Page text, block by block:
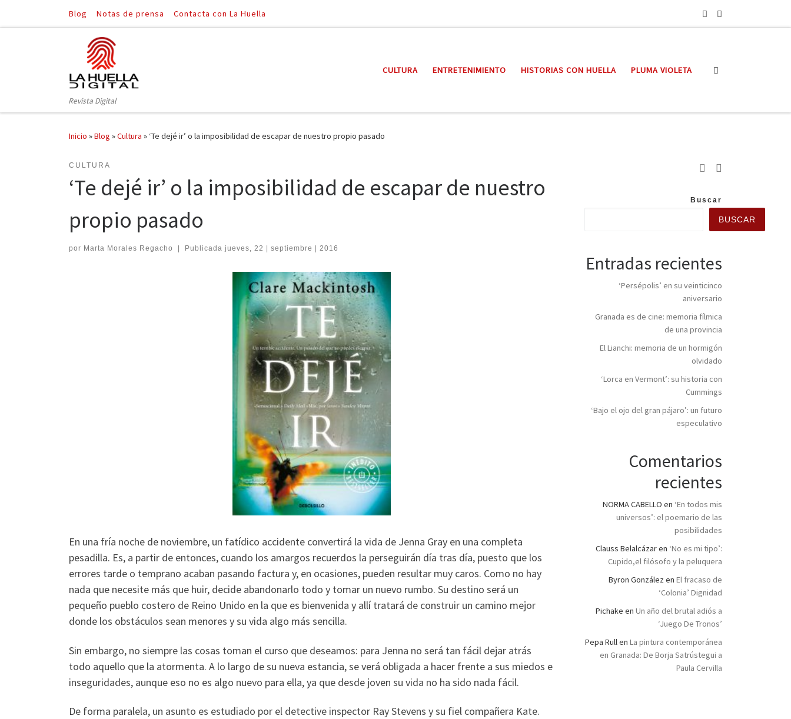
Saltar al contenido
Blog Notas de prensa Contacta con La Huella
Revista Digital
CULTURA ENTRETENIMIENTO HISTORIAS CON HUELLA PLUMA VIOLETA
Inicio »Blog »Cultura » ‘Te dejé ir’ o la imposibilidad de escapar de nuestro propio pasado
CULTURA
‘Te dejé ir’ o la imposibilidad de escapar de nuestro
propio pasado
por Marta Morales Regacho Publicada jueves, 22 | septiembre | 2016
En una fría noche de noviembre, un fatídico accidente convertirá la vida de Jenna Gray en una completa
pesadilla. Es, a partir de entonces, cuando los amargos recuerdos la perseguirán día tras día, puesto que los
errores tarde o temprano acaban pasando factura y, en ocasiones, pueden resultar muy caros. Como no hay
nada que necesite más que huir, decide abandonarlo todo y tomar un nuevo rumbo. Su destino será un
pequeño pueblo costero de Reino Unido en la que es bienvenida y allí tratará de construir un camino mejor
donde los obstáculos sean menores y su vida algo más sencilla.
Sin embargo, no siempre las cosas toman el curso que deseamos: para Jenna no será tan fácil dejar atrás
todo aquello que la atormenta. A lo largo de su nueva estancia, se verá obligada a hacer frente a sus miedos e
inseguridades, aunque eso no es algo nuevo para ella, ya que desde joven su vida no ha sido nada fácil.
De forma paralela, un asunto es estudiado por el detective inspector Ray Stevens y su fiel compañera Kate.
Buscar
BUSCAR
Entradas recientes
‘Persépolis’ en su veinticinco
aniversario
Granada es de cine: memoria fílmica
de una provincia
El Lianchi: memoria de un hormigón
olvidado
‘Lorca en Vermont’: su historia con
Cummings
‘Bajo el ojo del gran pájaro’: un futuro
especulativo
Comentarios
recientes
NORMA CABELLO en ‘En todos mis
universos’: el poemario de las
posibilidades
Clauss Belalcázaren ‘No es mi tipo’:
Cupido,el filósofo y la peluquera
Byron González en El fracaso de
‘Colonia’ Dignidad
Pichake en Un año del brutal adiós a
‘Juego De Tronos’
Pepa Rullen La pintura contemporánea
en Granada: De Borja Satrústegui a
Paula Cervilla